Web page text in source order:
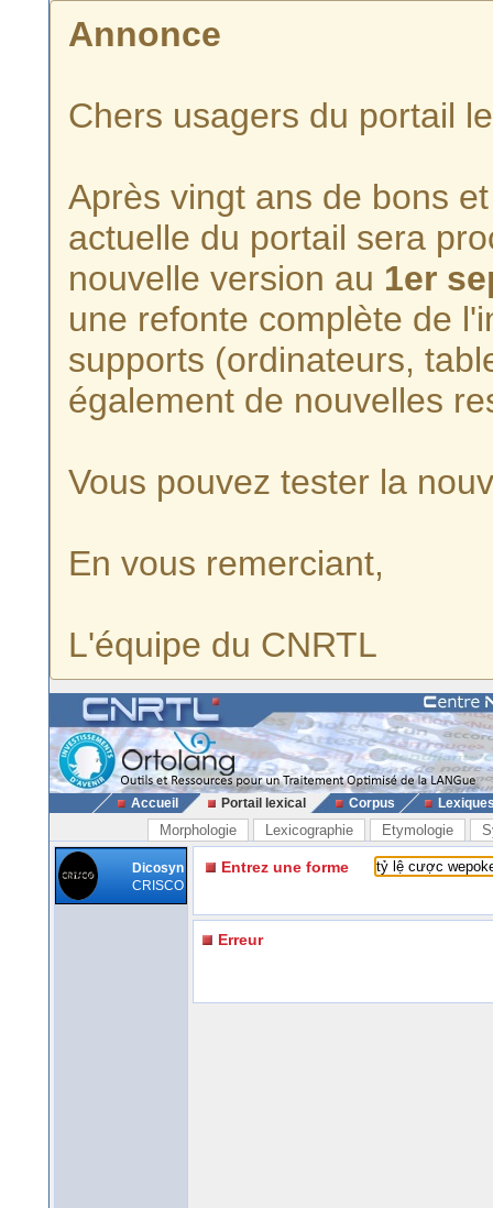
Annonce
Chers usagers du portail
Après vingt ans de bons
actuelle du portail sera
nouvelle version au 1er
une refonte complète de
supports (ordinateurs,
également de nouvelles
Vous pouvez tester la
En vous remerciant,
L'équipe du CNRTL
Accueil Portail lexical Corpus
Morphologie Lexicographie Etymologie
Dicosyn
CRISCO
Entrez une forme
Erreur